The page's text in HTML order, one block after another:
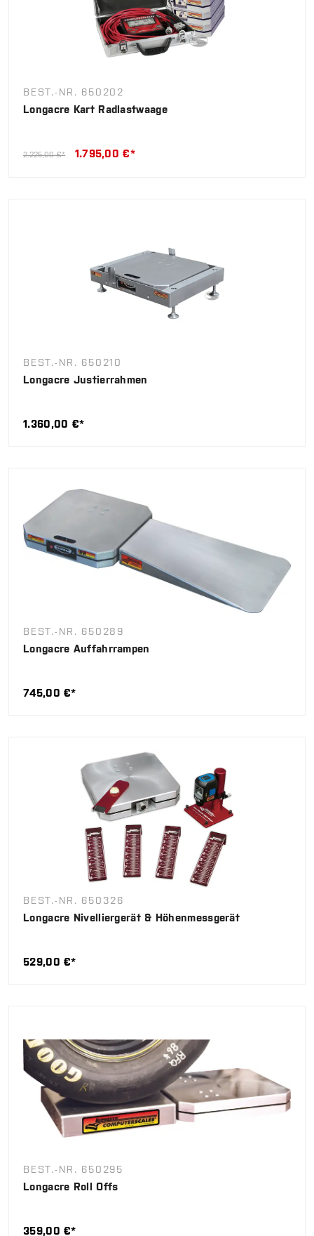
BEST.-NR. 650202
Longacre Kart Radlastwaage
2.225,00 €* 1.795,00 €*
BEST.-NR. 650210
Longacre Justierrahmen
1.360,00 €*
BEST.-NR. 650289
Longacre Auffahrrampen
745,00 €*
BEST.-NR. 650326
Longacre Nivelliergerät & Höhenmessgerät
529,00 €*
BEST.-NR. 650295
Longacre Roll Offs
359,00 €*